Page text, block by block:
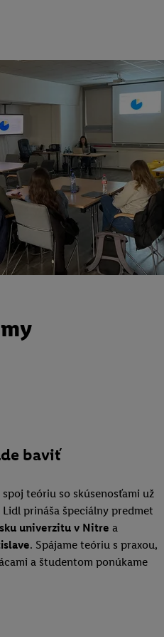
baviť
teóriu so skúsenosťami už
prináša špeciálny predmet
univerzitu v Nitre a
. Spájame teóriu s praxou,
a študentom ponúkame